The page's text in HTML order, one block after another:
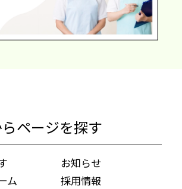
ページを探す
ム
お知らせ
採用情報